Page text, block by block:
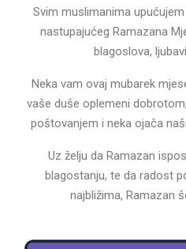
Svim muslimanima
nastupajućeg Ramazana
blagoslova,
Neka vam ovaj mubarek
vaše duše oplemeni
poštovanjem i neka ojača
Uz želju da Ramazan
blagostanju, te da radost
najbližima, Ramazan